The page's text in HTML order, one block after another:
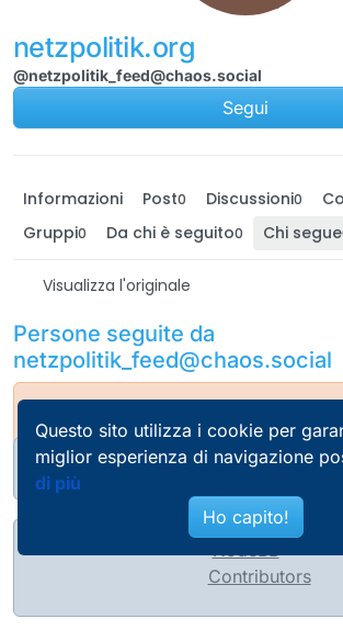
netzpolitik.org
@netzpolitik_feed@chaos.social
Segui
Informazioni Post0 Discussioni0
Gruppi0 Da chi è seguito0 Chi segue
Visualizza l'originale
Persone seguite da
netzpolitik_feed@chaos.social
NodeBB
Contributors
Questo sito utilizza i cookie per
miglior esperienza di navigazione
di più
Ho capito!